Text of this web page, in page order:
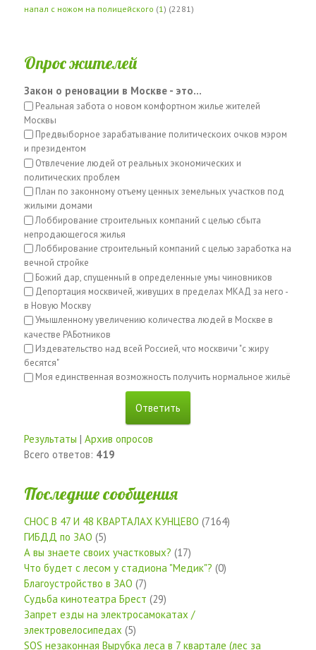
напал с ножом на полицейского (1 ) (2281)
Опрос жителей
Закон о реновации в Москве - это...
Реальная забота о новом комфортном жилье жителей
Москвы
Предвыборное зарабатывание политическоих очков мэром
и президентом
Отвлечение людей от реальных экономических и
политических проблем
План по законному отъему ценных земельных участков под
жилыми домами
Лоббирование строительных компаний с целью сбыта
непродающегося жилья
Лоббирование строительный компаний с целью заработка на
вечной стройке
Божий дар, спущенный в определенные умы чиновников
Депортация москвичей, живущих в пределах МКАД за него -
в Новую Москву
Умышленному увеличению количества людей в Москве в
качестве РАБотников
Издевательство над всей Россией, что москвичи "с жиру
бесятся"
Моя единственная возможность получить нормальное жильё
Результаты | Архив опросов
Всего ответов: 419
Последние сообщения
СНОС В 47 И 48 КВАРТАЛАХ КУНЦЕВО (7164)
ГИБДД по ЗАО (5)
А вы знаете своих участковых? (17)
Что будет с лесом у стадиона "Медик"? (0)
Благоустройство в ЗАО (7)
Судьба кинотеатра Брест (29)
Запрет езды на электросамокатах /
электровелосипедах (5)
SOS незаконная Вырубка леса в 7 квартале (лес за